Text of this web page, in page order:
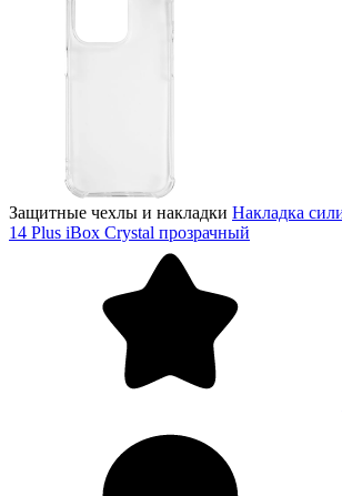
Защитные чехлы и накладки Накладка
14 Plus iBox Crystal прозрачный